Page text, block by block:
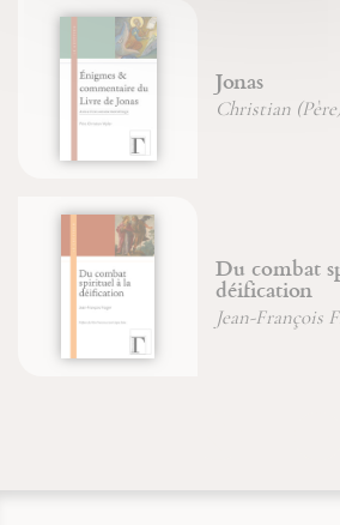
Jonas
Christian
Du combat
déification
Jean-François